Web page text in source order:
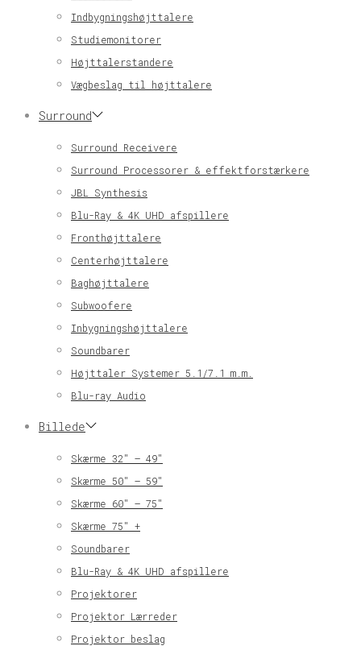
Indbygningshøjttalere
Studiemonitorer
Højttalerstandere
Vægbeslag til højttalere
Surround
Surround Receivere
Surround Processorer & effektforstærkere
JBL Synthesis
Blu-Ray & 4K UHD afspillere
Fronthøjttalere
Centerhøjttalere
Baghøjttalere
Subwoofere
Inbygningshøjttalere
Soundbarer
Højttaler Systemer 5.1/7.1 m.m.
Blu-ray Audio
Billede
Skærme 32″ – 49″
Skærme 50″ – 59″
Skærme 60″ – 75″
Skærme 75″ +
Soundbarer
Blu-Ray & 4K UHD afspillere
Projektorer
Projektor Lærreder
Projektor beslag